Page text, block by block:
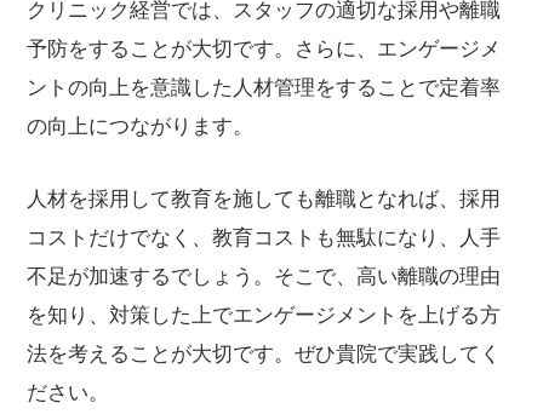
クリニック経営では、スタッフの適切な採用や離職
予防をすることが大切です。さらに、エンゲージメ
ントの向上を意識した人材管理をすることで定着率
の向上につながります。
人材を採用して教育を施しても離職となれば、採用
コストだけでなく、教育コストも無駄になり、人手
不足が加速するでしょう。そこで、高い離職の理由
を知り、対策した上でエンゲージメントを上げる方
法を考えることが大切です。ぜひ貴院で実践してく
ださい。